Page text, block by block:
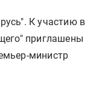
К участию в
приглашены
министр